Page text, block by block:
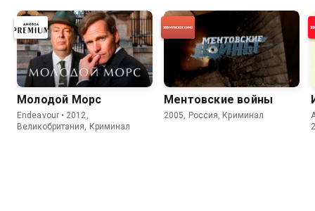
Молодой Морс
Endeavour • 2012,
Великобритания, Криминал
Ментовские войны
2005, Россия, Криминал